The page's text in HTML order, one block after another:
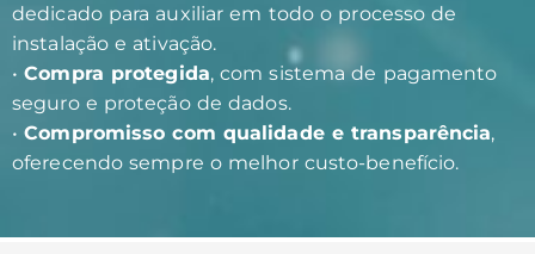
dedicado para auxiliar em todo o processo de
instalação e ativação.
•Compra protegida, com sistema de pagamento
seguro e proteção de dados.
•Compromisso com qualidade e transparência,
oferecendo sempre o melhor custo-benefício.